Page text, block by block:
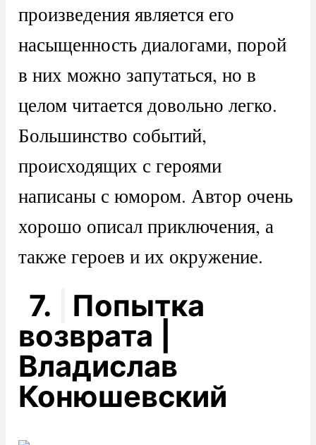
произведения является его
насыщенность диалогами, порой
в них можно запутаться, но в
целом читается довольно легко.
Большинство событий,
происходящих с героями
написаны с юмором. Автор очень
хорошо описал приключения, а
также героев и их окружение.
7.
Попытка
возврата |
Владислав
Конюшевский